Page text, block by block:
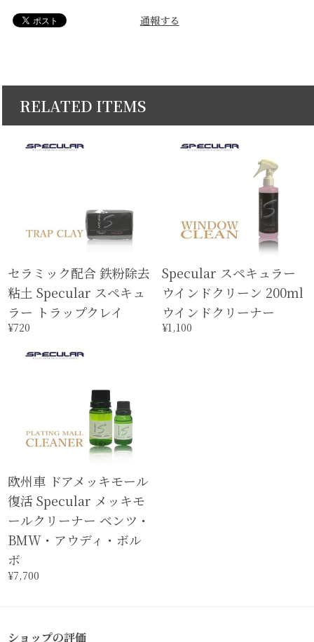
通報する
RELATED ITEMS
セラミック配合 鉄粉除去
粘土 Specular スペキュ
ラー トラップクレイ
¥720
Specular スペキュラー
ウインドクリーン 200ml
ウインドクリーナー
¥1,100
欧州車 ドアメッキモール
復活 Specular メッキモ
ールクリーナー ベンツ・
BMW・アウディ・ボル
ボ
¥7,700
ショップの評価